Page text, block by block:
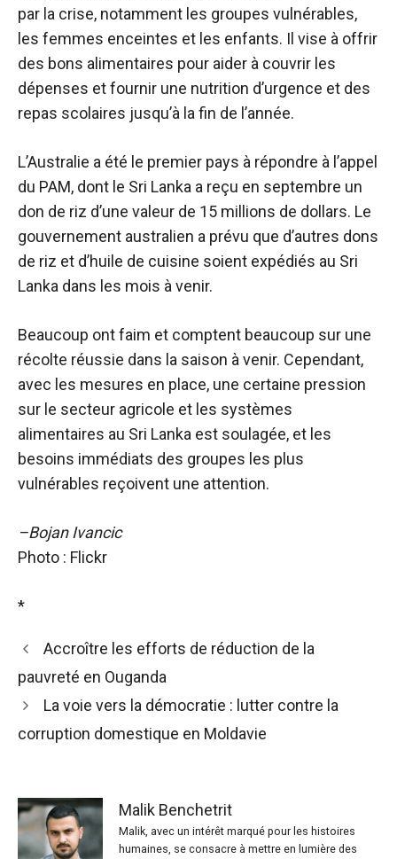
par la crise, notamment les groupes vulnérables,
les femmes enceintes et les enfants. Il vise à offrir
des bons alimentaires pour aider à couvrir les
dépenses et fournir une nutrition d’urgence et des
repas scolaires jusqu’à la fin de l’année.
L’Australie a été le premier pays à répondre à l’appel
du PAM, dont le Sri Lanka a reçu en septembre un
don de riz d’une valeur de 15 millions de dollars. Le
gouvernement australien a prévu que d’autres dons
de riz et d’huile de cuisine soient expédiés au Sri
Lanka dans les mois à venir.
Beaucoup ont faim et comptent beaucoup sur une
récolte réussie dans la saison à venir. Cependant,
avec les mesures en place, une certaine pression
sur le secteur agricole et les systèmes
alimentaires au Sri Lanka est soulagée, et les
besoins immédiats des groupes les plus
vulnérables reçoivent une attention.
–Bojan Ivancic
Photo : Flickr
*
Accroître les efforts de réduction de la
pauvreté en Ouganda
La voie vers la démocratie : lutter contre la
corruption domestique en Moldavie
Malik Benchetrit
Malik, avec un intérêt marqué pour les histoires
humaines, se consacre à mettre en lumière des